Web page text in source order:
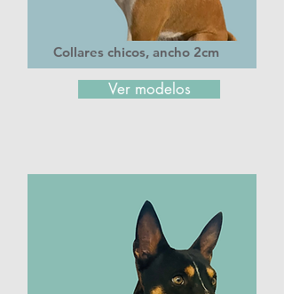
Collares chicos, ancho 2cm
Ver modelos